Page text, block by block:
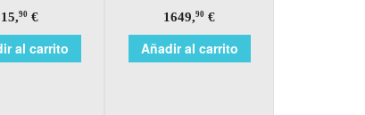
15,90 €
al carrito
1649,90 €
Añadir al carrito